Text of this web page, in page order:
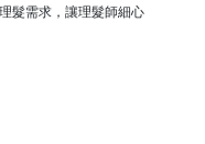
需求，讓理髮師細心